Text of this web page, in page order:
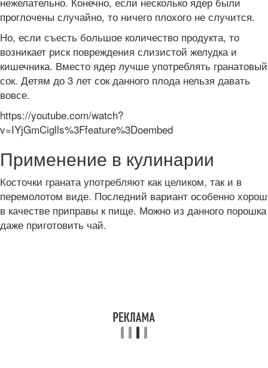
проглочены случайно, то ничего плохого не случится.
Но, если съесть большое количество продукта, то
возникает риск повреждения слизистой желудка и
кишечника. Вместо ядер лучше употреблять гранатовый
сок. Детям до 3 лет сок данного плода нельзя давать
вовсе.
https://youtube.com/watch?
v=IYjGmCiglls%3Ffeature%3Doembed
Применение в кулинарии
Косточки граната употребляют как целиком, так и в
перемолотом виде. Последний вариант особенно хорош
в качестве приправы к пище. Можно из данного порошка
даже приготовить чай.